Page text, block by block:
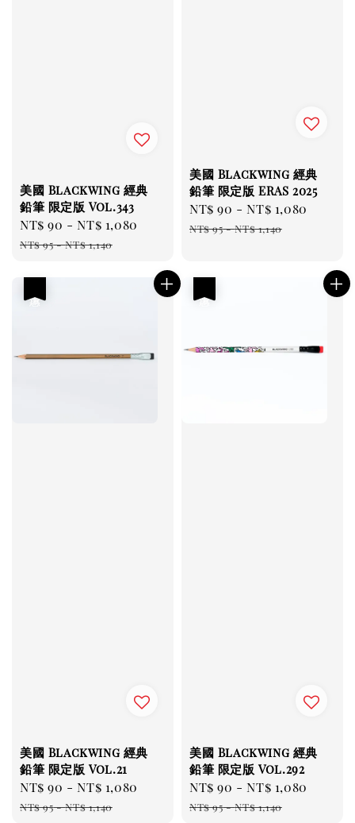
美國 Blackwing 經典
鉛筆 限定版 Vol.343
Sale
price
NT$ 90 -NT$ 1,080
Regular
NT$ 95-NT$ 1,140
美國 Blackwing 經典
鉛筆 限定版 ERAS 2025
Sale
price
NT$ 90 -NT$ 1,080
NT$ 95-NT$ 1,140
美國 Blackwing 經典
鉛筆 限定版 Vol.21
Sale
price
NT$ 90 -NT$ 1,080
Regular
NT$ 95-NT$ 1,140
美國 Blackwing 經典
鉛筆 限定版 Vol.292
Sale
price
NT$ 90 -NT$ 1,080
NT$ 95-NT$ 1,140